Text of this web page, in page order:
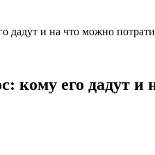
дадут и на что можно
кому его дадут и